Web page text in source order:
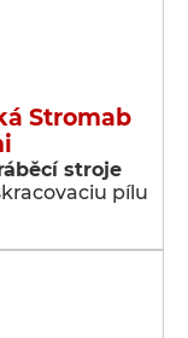
Stromab
stroje
pílu